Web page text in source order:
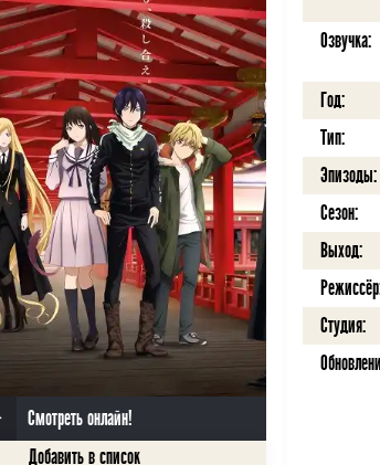
Смотреть онлайн!
Озвучка:
Год:
Тип:
Эпизоды:
Сезон:
Выход:
Студия: